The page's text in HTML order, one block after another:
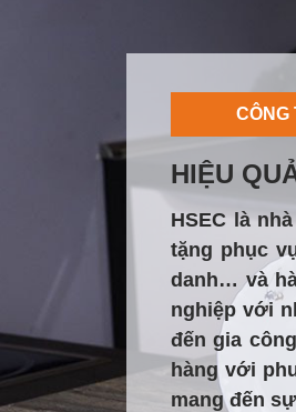
CÔNG
HIỆU
HSEC là
tặng phục
danh… và
nghiệp với
đến gia
hàng với
mang đến